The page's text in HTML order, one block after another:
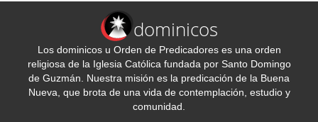
dominicos
Los dominicos u Orden de Predicadores es una orden
religiosa de la Iglesia Católica fundada por Santo Domingo
de Guzmán. Nuestra misión es la predicación de la Buena
Nueva, que brota de una vida de contemplación, estudio y
comunidad.